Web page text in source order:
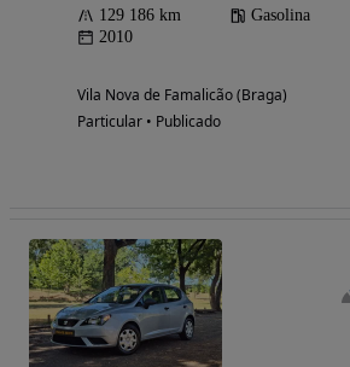
129 186 km Gasolina
2010
Vila Nova de Famalicão (Braga)
Particular • Publicado